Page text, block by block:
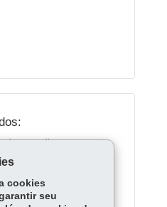
de expediente para
da Receita
Auto de Infração e do
Fiscal
cookies
seu